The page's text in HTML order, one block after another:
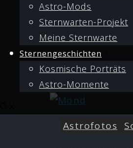
Astro-Mods
Sternwarten-Projekt
Meine Sternwarte
Sternengeschichten
Kosmische Porträts
Astro-Momente
Astrofotos